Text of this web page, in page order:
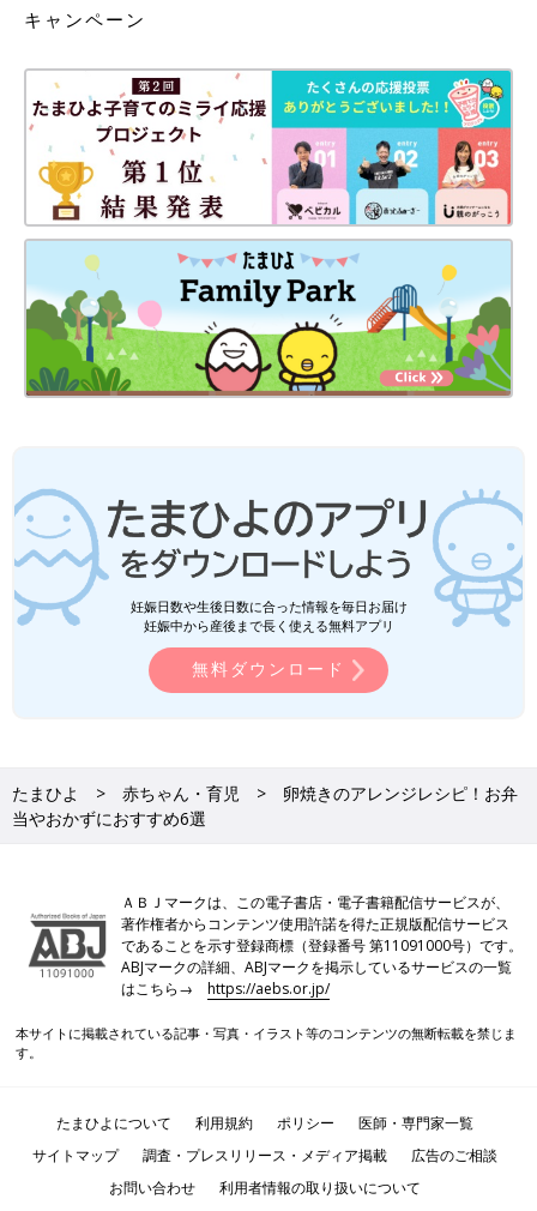
キャンペーン
妊娠日数や生後日数に合った情報を毎日お届け
妊娠中から産後まで長く使える無料アプリ
無料ダウンロード
たまひよ 赤ちゃん・育児
卵焼きのアレンジレシピ！お弁
当やおかずにおすすめ6選
ＡＢＪマークは、この電子書店・電子書籍配信サービスが、
著作権者からコンテンツ使用許諾を得た正規版配信サービス
であることを示す登録商標（登録番号 第11091000号）です。
ABJマークの詳細、ABJマークを掲示しているサービスの一覧
はこちら→https://aebs.or.jp/
本サイトに掲載されている記事・写真・イラスト等のコンテンツの無断転載を禁じま
す。
たまひよについて 利用規約 ポリシー
医師・専門家一覧
サイトマップ
調査・プレスリリース・メディア掲載
広告のご相談
お問い合わせ
利用者情報の取り扱いについて